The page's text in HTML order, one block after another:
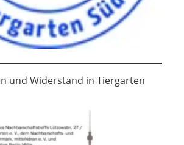
und Widerstand in Tiergarten